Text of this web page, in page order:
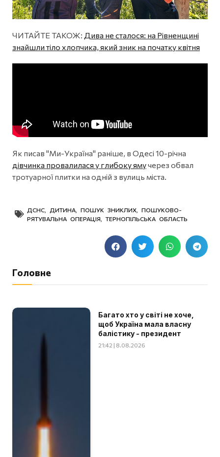
ЧИТАЙТЕ ТАКОЖ: Дива не сталося: на Рівненщині
знайшли тіло хлопчика, який зник на початку квітня
Як писав "Ми-Україна" раніше, в Одесі 10-річна
дівчинка провалилася у глибоку ямучерез обвал
тротуарної плитки на одній з вулиць міста.
ДСНС ДИТИНА ПОШУК ЗНИКЛИХ
ПОШУКОВО-
РЯТУВАЛЬНА ОПЕРАЦІЯ
ТЕРНОПІЛЬСЬКА ОБЛАСТЬ
Головне
Багато хто у світі не хоче,
щоб Україна мала власну
балістику - президент
21:42 | 8.08.2026